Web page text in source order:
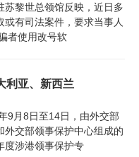
苏黎世总领馆反映，近日多
有司法案件，要求当事人
者使用改号软
利亚、新西兰
9月8日至14日，由外交部
外交部领事保护中心组成的
度涉港领事保护专